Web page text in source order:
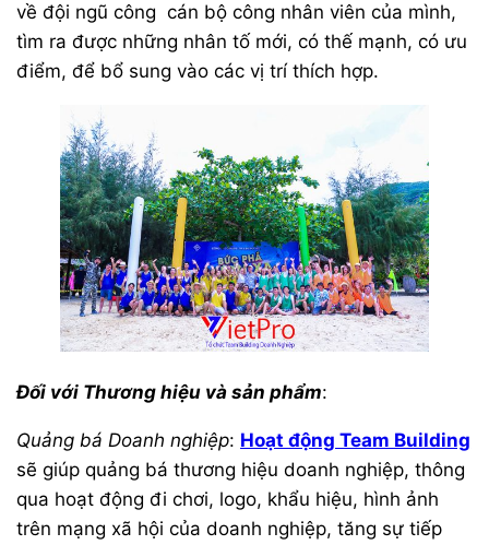
về đội ngũ công cán bộ công nhân viên của mình,
tìm ra được những nhân tố mới, có thế mạnh, có ưu
điểm, để bổ sung vào các vị trí thích hợp.
Đối với Thương hiệu và sản phẩm:
Quảng bá Doanh nghiệp: Hoạt động Team Building
sẽ giúp quảng bá thương hiệu doanh nghiệp, thông
qua hoạt động đi chơi, logo, khẩu hiệu, hình ảnh
trên mạng xã hội của doanh nghiệp, tăng sự tiếp